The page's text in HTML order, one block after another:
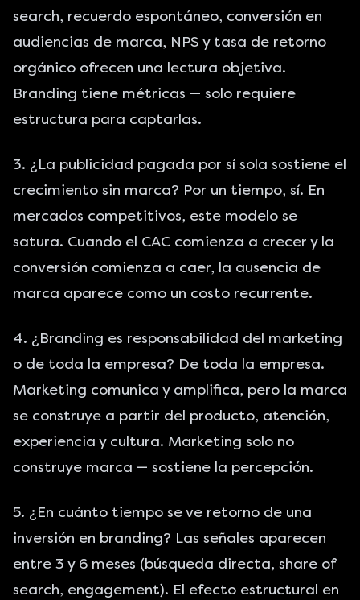
search, recuerdo espontáneo, conversión en
audiencias de marca, NPS y tasa de retorno
orgánico ofrecen una lectura objetiva.
Branding tiene métricas — solo requiere
estructura para captarlas.
3. ¿La publicidad pagada por sí sola sostiene el
crecimiento sin marca? Por un tiempo, sí. En
mercados competitivos, este modelo se
satura. Cuando el CAC comienza a crecer y la
conversión comienza a caer, la ausencia de
marca aparece como un costo recurrente.
4. ¿Branding es responsabilidad del marketing
o de toda la empresa? De toda la empresa.
Marketing comunica y amplifica, pero la marca
se construye a partir del producto, atención,
experiencia y cultura. Marketing solo no
construye marca — sostiene la percepción.
5. ¿En cuánto tiempo se ve retorno de una
inversión en branding? Las señales aparecen
entre 3 y 6 meses (búsqueda directa, share of
search, engagement). El efecto estructural en